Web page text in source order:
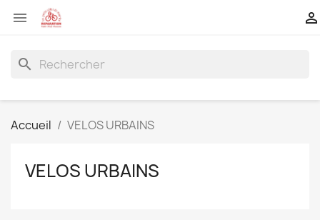
 
search
Accueil VELOS URBAINS
VELOS URBAINS